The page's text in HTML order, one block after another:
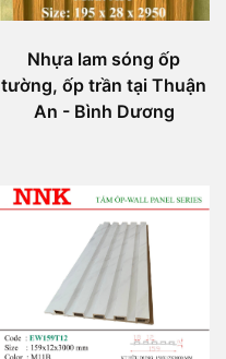
Nhựa lam sóng ốp
tường, ốp trần tại Thuận
An - Bình Dương